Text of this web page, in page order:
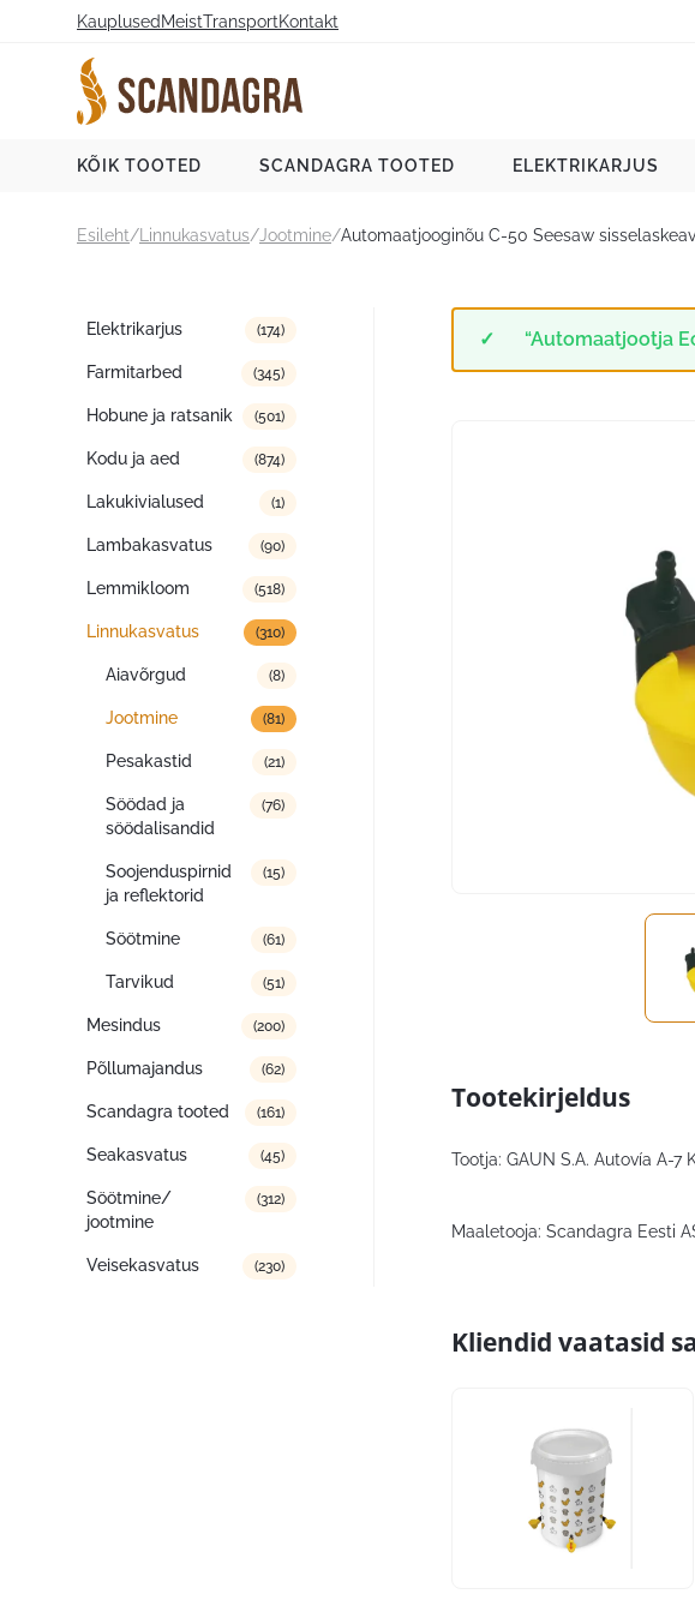
Kauplused MeistTransportKontakt
KÕIK TOOTED SCANDAGRA TOOTED ELEKTRIKARJUS
Esileht/ Linnukasvatus/ Jootmine/Automaatjooginõu C-50 Seesaw
Tootekategooriad
Elektrikarjus (174)
Farmitarbed (345)
Hobune ja ratsanik (501)
Kodu ja aed (874)
Lakukivialused (1)
Lambakasvatus (90)
Lemmikloom (518)
Linnukasvatus (310)
Aiavõrgud (8)
Jootmine (81)
Pesakastid (21)
Söödad ja
söödalisandid
(76)
Soojenduspirnid
ja reflektorid
(15)
Söötmine (61)
Tarvikud (51)
Mesindus (200)
Põllumajandus (62)
Scandagra tooted (161)
Seakasvatus (45)
Söötmine/
jootmine
(312)
Veisekasvatus (230)
“Automaatjootja
Tootekirjeldus
Tootja: GAUN S.A. Autovía A-7
Maaletooja: Scandagra Eesti
Kliendid vaatasid